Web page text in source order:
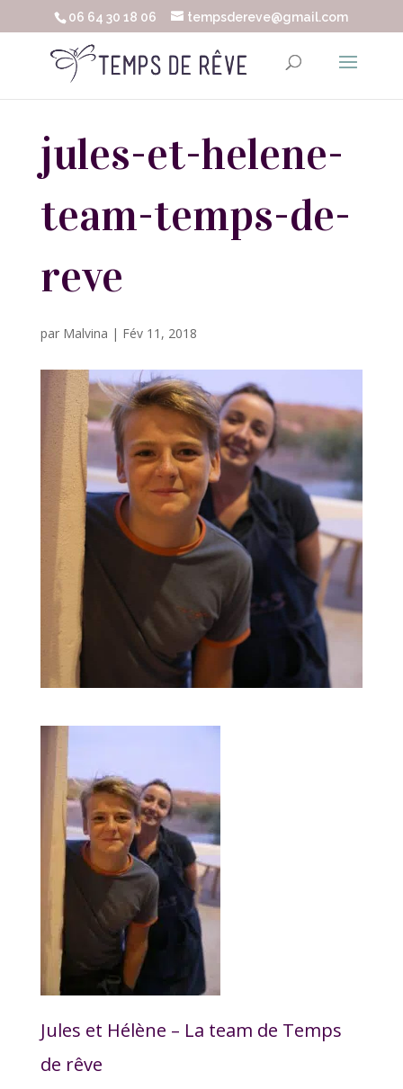
06 64 30 18 06 tempsdereve@gmail.com
jules-et-helene-
team-temps-de-
reve
par Malvina | Fév 11, 2018
Jules et Hélène – La team de Temps
de rêve